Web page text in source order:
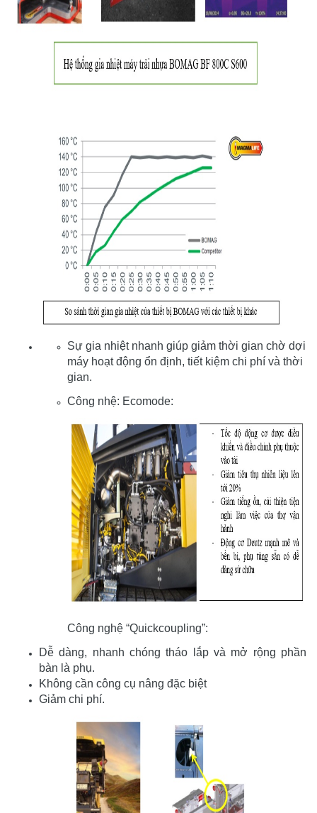
Sự gia nhiệt nhanh giúp giảm thời gian chờ dợi
máy hoạt động ổn định, tiết kiệm chi phí và thời
gian.
Công nhệ: Ecomode:
Công nghệ “Quickcoupling”:
Dễ dàng, nhanh chóng tháo lắp và mở rộng phần
bàn là phụ.
Không cần công cụ nâng đặc biệt
Giảm chi phí.